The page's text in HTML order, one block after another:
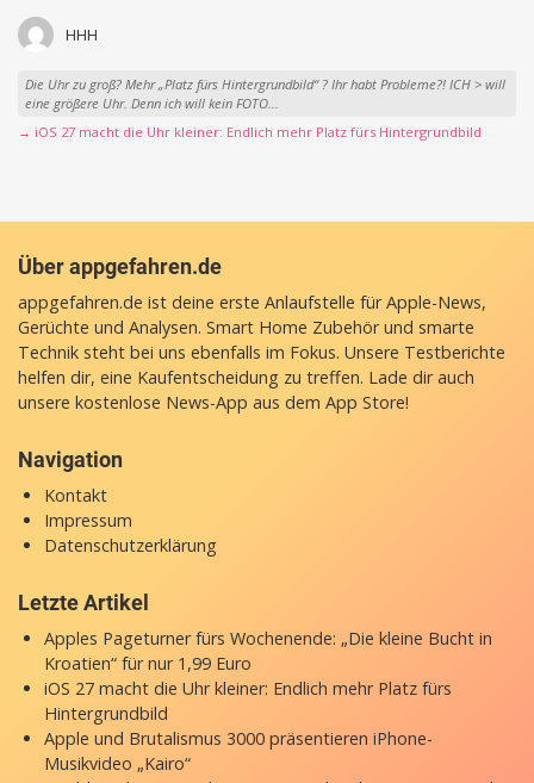
HHH
Die Uhr zu groß? Mehr „Platz fürs Hintergrundbild“ ? Ihr habt Probleme?! ICH > will
eine größere Uhr. Denn ich will kein FOTO...
→ iOS 27 macht die Uhr kleiner: Endlich mehr Platz fürs Hintergrundbild
Über appgefahren.de
appgefahren.de ist deine erste Anlaufstelle für Apple-News,
Gerüchte und Analysen. Smart Home Zubehör und smarte
Technik steht bei uns ebenfalls im Fokus. Unsere Testberichte
helfen dir, eine Kaufentscheidung zu treffen. Lade dir auch
unsere kostenlose News-App aus dem App Store!
Navigation
Kontakt
Impressum
Datenschutzerklärung
Letzte Artikel
Apples Pageturner fürs Wochenende: „Die kleine Bucht in
Kroatien“ für nur 1,99 Euro
iOS 27 macht die Uhr kleiner: Endlich mehr Platz fürs
Hintergrundbild
Apple und Brutalismus 3000 präsentieren iPhone-
Musikvideo „Kairo“